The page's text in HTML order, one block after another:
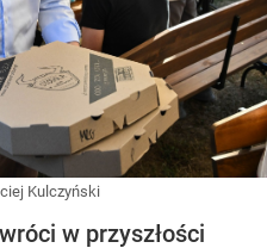
Kulczyński
w przyszłości